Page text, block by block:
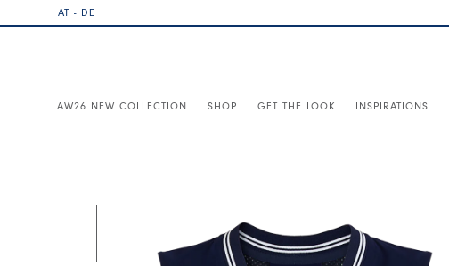
AT - DE
AW26 NEW COLLECTION SHOP GET THE LOOK INSPIRATIONS